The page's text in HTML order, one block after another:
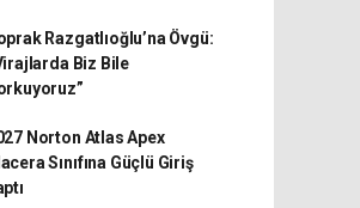
Razgatlıoğlu’na Övgü:
Biz Bile
Norton Atlas Apex
Sınıfına Güçlü Giriş